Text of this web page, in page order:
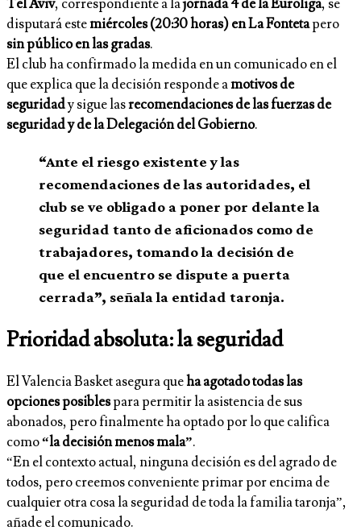
Tel Aviv, correspondiente a lajornada 4 de la Euroliga, se
disputará estemiércoles (20:30 horas) en La Fontetapero
sin público en las gradas.
El club ha confirmado la medida en un comunicado en el
que explica que la decisión responde amotivos de
seguridady sigue lasrecomendaciones de las fuerzas de
seguridad y de la Delegación del Gobierno.
“Ante el riesgo existente y las
recomendaciones de las autoridades, el
club se ve obligado a poner por delante la
seguridad tanto de aficionados como de
trabajadores, tomando la decisión de
que el encuentro se dispute a puerta
cerrada”, señala la entidad taronja.
Prioridad absoluta: la seguridad
El Valencia Basket asegura queha agotado todas las
opciones posiblespara permitir la asistencia de sus
abonados, pero finalmente ha optado por lo que califica
como“la decisión menos mala”.
“En el contexto actual, ninguna decisión es del agrado de
todos, pero creemos conveniente primar por encima de
cualquier otra cosa la seguridad de toda la familia taronja”,
añade el comunicado.